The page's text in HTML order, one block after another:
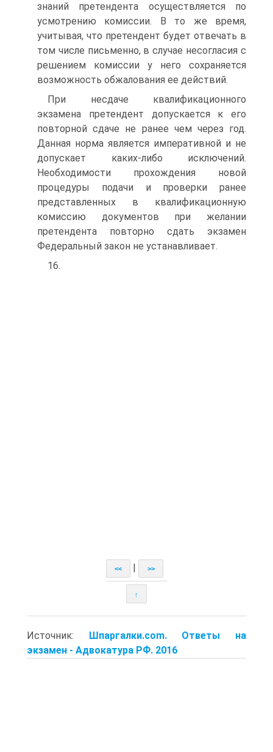
знаний претендента осуществляется по
усмотрению комиссии. В то же время,
учитывая, что претендент будет отвечать в
том числе письменно, в случае несогласия с
решением комиссии у него сохраняется
возможность обжалования ее действий.
При несдаче квалификационного
экзамена претендент допускается к его
повторной сдаче не ранее чем через год.
Данная норма является императивной и не
допускает каких-либо исключений.
Необходимости прохождения новой
процедуры подачи и проверки ранее
представленных в квалификационную
комиссию документов при желании
претендента повторно сдать экзамен
Федеральный закон не устанавливает.
16.
<< >>
↑
Источник: Шпаргалки.com. Ответы на
экзамен - Адвокатура РФ. 2016